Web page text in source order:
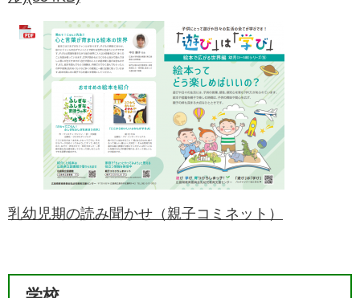
乳幼児期の読み聞かせ（親子コミネット）